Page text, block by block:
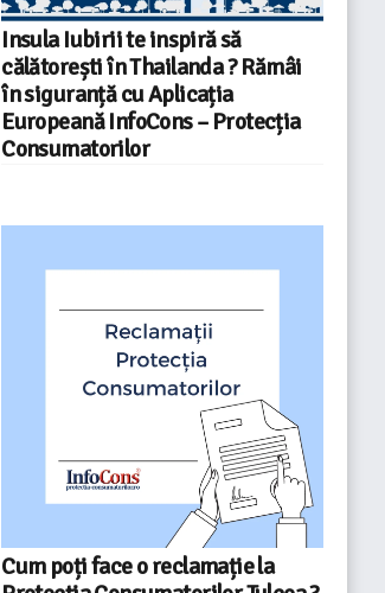
Insula Iubirii te inspiră să
călătorești în Thailanda ? Rămâi
în siguranță cu Aplicația
Europeană InfoCons – Protecția
Consumatorilor
Cum poți face o reclamație la